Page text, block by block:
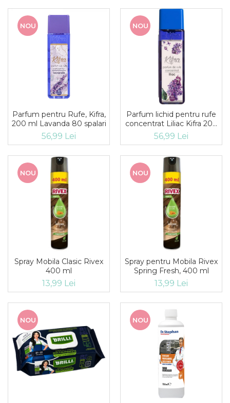
NOU
Parfum pentru Rufe, Kifra,
200 ml Lavanda 80 spalari
56,99 Lei
NOU
Parfum lichid pentru rufe
concentrat Liliac Kifra 200
ml 80 spalari
56,99 Lei
NOU
Spray Mobila Clasic Rivex
400 ml
13,99 Lei
NOU
Spray pentru Mobila Rivex
Spring Fresh, 400 ml
13,99 Lei
NOU NOU